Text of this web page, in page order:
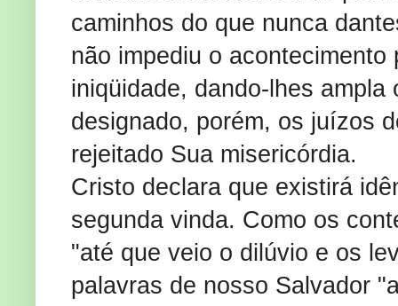
caminhos do que nunca
não impediu o
iniqüidade, dando-lhes
designado, porém, os juízos
rejeitado Sua misericórdia.
Cristo declara que existirá
segunda vinda. Como os
"até que veio o dilúvio e os
palavras de nosso Salvador